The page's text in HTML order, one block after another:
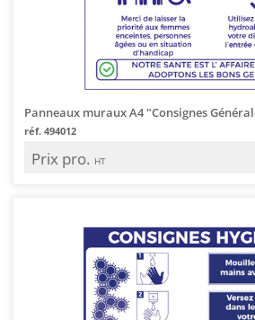
Panneaux muraux A4 "Consignes
réf. 494012
Prix pro. HT